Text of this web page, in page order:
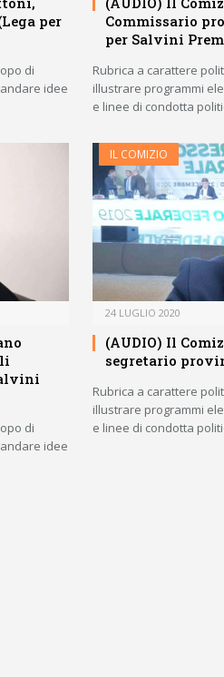
per
di
idee
Commissario
per Salvini
Rubrica a carattere
illustrare programmi
e linee di condotta
di
idee
IL COMIZIO
24 LUGLIO 2020
(AUDIO) Il
segretario
Rubrica a carattere
illustrare programmi
e linee di condotta